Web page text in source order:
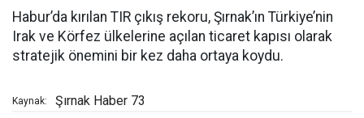
Habur’da kırılan TIR çıkış rekoru, Şırnak’ın Türkiye’nin
Irak ve Körfez ülkelerine açılan ticaret kapısı olarak
stratejik önemini bir kez daha ortaya koydu.
Kaynak: Şırnak Haber 73